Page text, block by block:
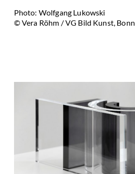
Photo: Wolfgang Lukowski
© Vera Röhm / VG Bild Kunst, Bonn